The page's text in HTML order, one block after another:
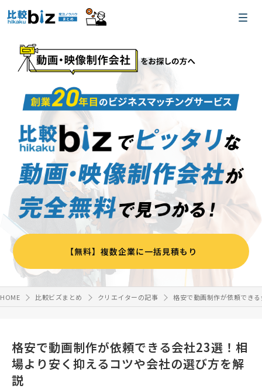
【無料】複数企業に一括見積もり
HOME 比較ビズまとめ クリエイターの記事 格安で動画制作が依頼でき
格安で動画制作が依頼できる会社23選！相
場より安く抑えるコツや会社の選び方を解
説